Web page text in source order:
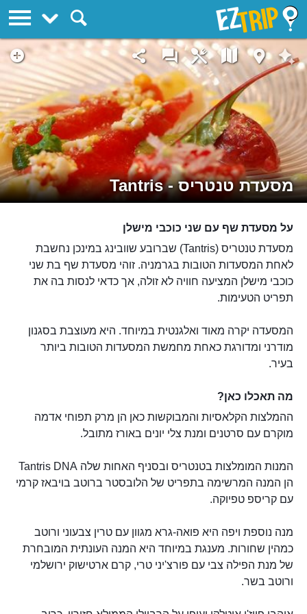
מסעדת טנטריס - Tantris
על מסעדת שף עם שני כוכבי מישלן
מסעדת טנטריס (Tantris) שברובע שוובינג במינכן נחשבת
לאחת המסעדות הטובות בגרמניה. זוהי מסעדת שף בת שני
כוכבי מישלן המציעה חוויה לא זולה, אך כדאי לנסות בה את
תפריט הטעימות.
המסעדה יקרה מאוד ואלגנטית במיוחד. היא מעוצבת בסגנון
מודרני ומדורגת כאחת מחמשת המסעדות הטובות ביותר
בעיר.
מה תאכלו כאן?
ההמלצות הקלאסיות והמבוקשות כאן הן מרק תפוחי אדמה
מוקרם עם סרטנים ומנת צלי יונים באורז מתובל.
המנות המומלצות בטנטריס ובסניף האחות שלה Tantris DNA
הן המנה המרשימה בתפריט של הלובסטר ברוטב בויבאז קרמי
עם קריספ טפיוקה.
מנה נוספת ויפה היא פואה-גרא מגוון עם טרין צבעוני ורוטב
כמהין שחורות. מענגת במיוחד היא המנה העונתית המובחרת
של מנת הפילה צבי עם פורצ'יני טרי, קרם ארטישוק ירושלמי
ורוטב בשר.
EZTrip